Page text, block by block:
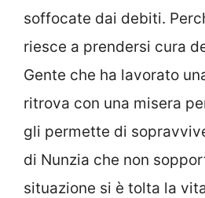
soffocate dai debiti.
riesce a prendersi cura
Gente che ha lavorato
ritrova con una misera
gli permette di
di Nunzia che non
situazione si è tolta la